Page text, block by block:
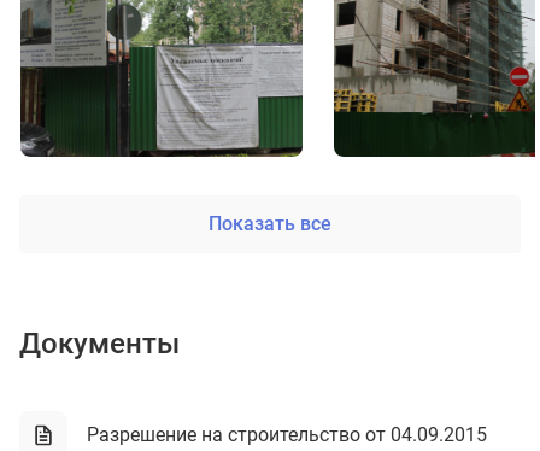
Показать все
Документы
Разрешение на строительство от 04.09.2015